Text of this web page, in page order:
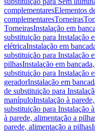
complementaresElementos
complementaresTorneiras
TorneirasInstalação em
substituição para Instalação
elétricaInstalação em
substituição para Instalação
pilhasInstalação em
substituição para Instalação
geradorInstalação em
de substituição para
manípuloInstalação à
substituição para Instalação
à parede, alimentação a
parede, alimentação a pilhas